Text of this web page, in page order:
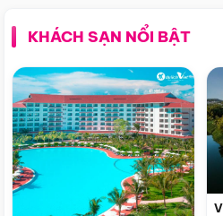
KHÁCH SẠN NỔI BẬT